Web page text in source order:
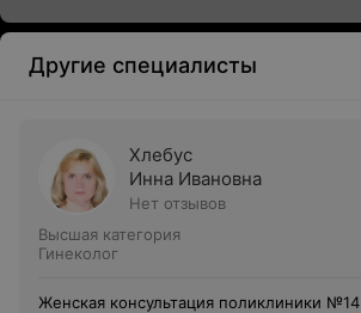
Другие специалисты
Хлебус
Инна Ивановна
Нет отзывов
Высшая категория
Гинеколог
Женская консультация поликлиники №14